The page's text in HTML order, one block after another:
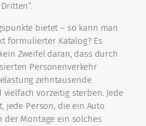
bietet – so kann man
formulierter Katalog? Es
Zweifel daran, dass durch
Personenverkehr
zehntausende
vorzeitig sterben. Jede
jede Person, die ein Auto
der Montage ein solches